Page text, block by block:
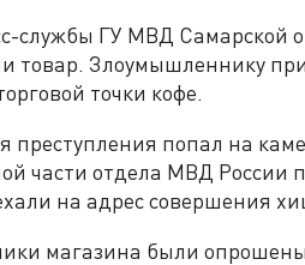
службы ГУ МВД Самарской
товар. Злоумышленнику
точки кофе.
преступления попал на
части отдела МВД России
на адрес совершения
магазина были